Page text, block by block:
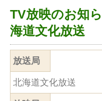
TV放映のお知
海道文化放送
放送局
北海道文化放送